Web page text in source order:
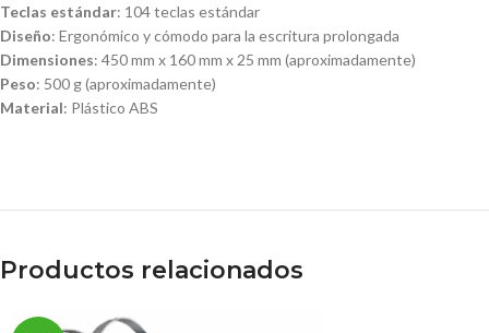
Teclas estándar: 104 teclas estándar
Diseño: Ergonómico y cómodo para la escritura prolongada
Dimensiones: 450 mm x 160 mm x 25 mm (aproximadamente)
Peso: 500 g (aproximadamente)
Material: Plástico ABS
Productos relacionados